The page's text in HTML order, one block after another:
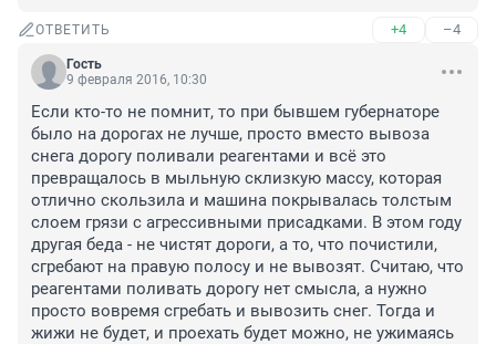
ОТВЕТИТЬ +4 –4
Гость
9 февраля 2016, 10:30
Если кто-то не помнит, то при бывшем губернаторе
было на дорогах не лучше, просто вместо вывоза
снега дорогу поливали реагентами и всё это
превращалось в мыльную склизкую массу, которая
отлично скользила и машина покрывалась толстым
слоем грязи с агрессивными присадками. В этом году
другая беда - не чистят дороги, а то, что почистили,
сгребают на правую полосу и не вывозят. Считаю, что
реагентами поливать дорогу нет смысла, а нужно
просто вовремя сгребать и вывозить снег. Тогда и
жижи не будет, и проехать будет можно, не ужимаясь